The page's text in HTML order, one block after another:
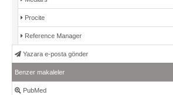
Procite
Reference Manager
Yazara e-posta gönder
Benzer makaleler
PubMed